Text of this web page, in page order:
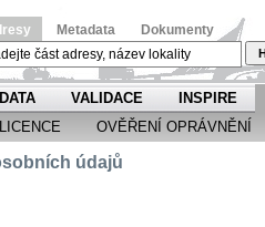
Metadata Dokumenty
VALIDACE
INSPIRE
LICENCE OVĚŘENÍ OPRÁVNĚNÍ
údajů